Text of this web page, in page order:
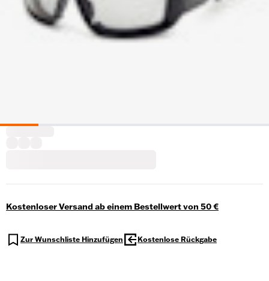
Kostenloser Versand ab einem Bestellwert von 50 €
Zur Wunschliste Hinzufügen Kostenlose Rückgabe